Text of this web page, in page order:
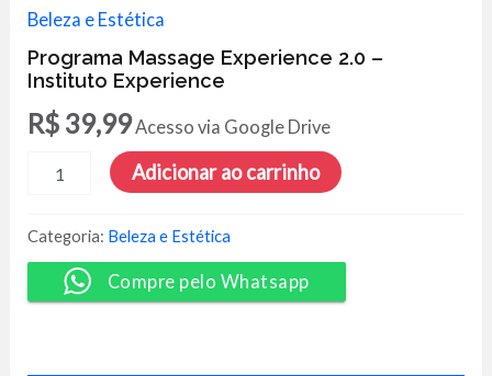
Beleza e Estética
Programa Massage Experience 2.0 –
Instituto Experience
R$ 39,99Acesso via Google Drive
Massage
2.0
-
Instituto
Experience
Adicionar ao carrinho
Categoria: Beleza e Estética
Compre pelo Whatsapp